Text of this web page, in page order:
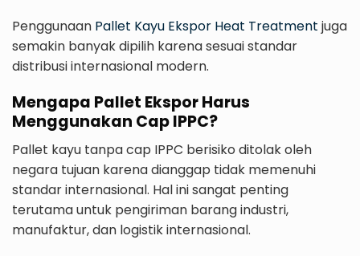
Penggunaan Pallet Kayu Ekspor Heat Treatment juga
semakin banyak dipilih karena sesuai standar
distribusi internasional modern.
Mengapa Pallet Ekspor Harus
Menggunakan Cap IPPC?
Pallet kayu tanpa cap IPPC berisiko ditolak oleh
negara tujuan karena dianggap tidak memenuhi
standar internasional. Hal ini sangat penting
terutama untuk pengiriman barang industri,
manufaktur, dan logistik internasional.